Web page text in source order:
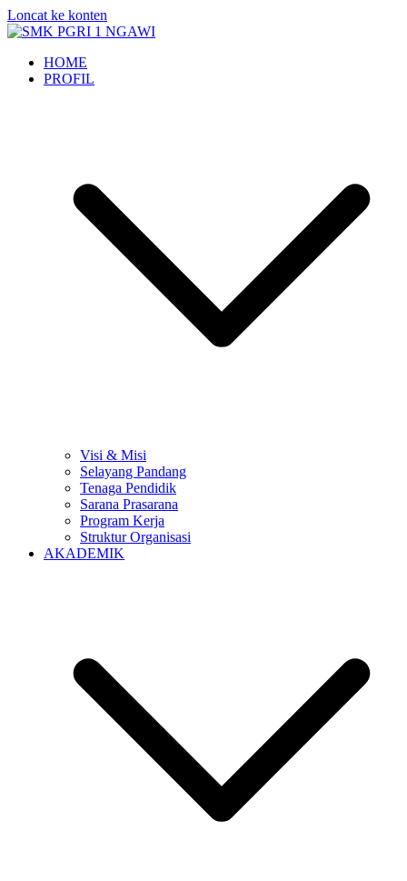
Loncat ke konten
SMK PGRI 1 NGAWI
STUDY HARD WORK SMART
HOME
PROFIL
Visi & Misi
Selayang Pandang
Tenaga Pendidik
Sarana Prasarana
Program Kerja
Struktur Organisasi
AKADEMIK